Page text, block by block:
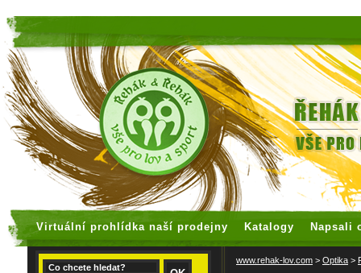
Virtuální prohlídka naší prodejny Katalogy Napsali
www.rehak-lov.com > Optika >